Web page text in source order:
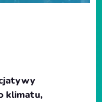
klimatu,